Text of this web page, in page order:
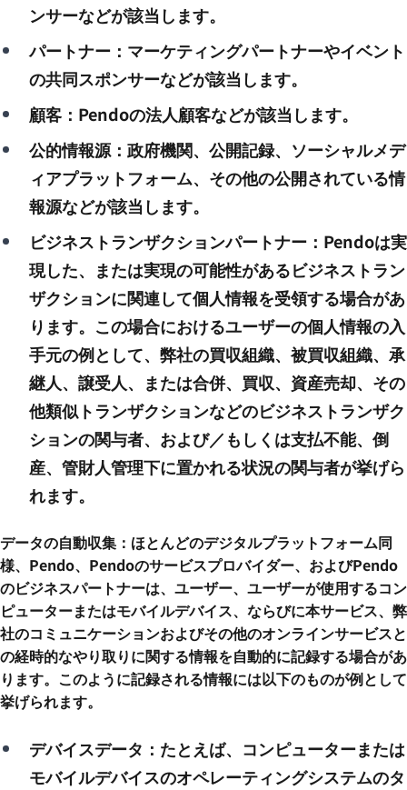
ンサーなどが該当します。
パートナー：マーケティングパートナーやイベント
の共同スポンサーなどが該当します。
顧客：Pendoの法人顧客などが該当します。
公的情報源：政府機関、公開記録、ソーシャルメデ
ィアプラットフォーム、その他の公開されている情
報源などが該当します。
ビジネストランザクションパートナー：Pendoは実
現した、または実現の可能性があるビジネストラン
ザクションに関連して個人情報を受領する場合があ
ります。この場合におけるユーザーの個人情報の入
手元の例として、弊社の買収組織、被買収組織、承
継人、譲受人、または合併、買収、資産売却、その
他類似トランザクションなどのビジネストランザク
ションの関与者、および／もしくは支払不能、倒
産、管財人管理下に置かれる状況の関与者が挙げら
れます。
データの自動収集：ほとんどのデジタルプラットフォーム同
様、Pendo、Pendoのサービスプロバイダー、およびPendo
のビジネスパートナーは、ユーザー、ユーザーが使用するコン
ピューターまたはモバイルデバイス、ならびに本サービス、弊
社のコミュニケーションおよびその他のオンラインサービスと
の経時的なやり取りに関する情報を自動的に記録する場合があ
ります。このように記録される情報には以下のものが例として
挙げられます。
デバイスデータ：たとえば、コンピューターまたは
モバイルデバイスのオペレーティングシステムのタ